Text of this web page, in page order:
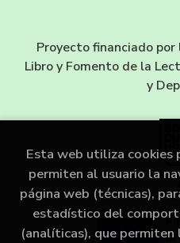
Proyecto financiado
Libro y Fomento de la
y
Esta web utiliza cookies
permiten al usuario la
página web (técnicas),
estadístico del
(analíticas), que